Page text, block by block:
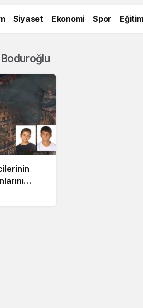
Siyaset Ekonomi Spor